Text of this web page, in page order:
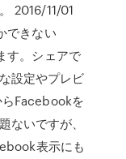
2016/11/01
できない
す。シェアで
設定やプレビ
らFacebookを
ないですが、
表示にも